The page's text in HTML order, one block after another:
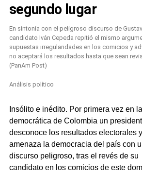
segundo lugar
En sintonía con el peligroso discurso de
candidato Iván Cepeda repitió el mismo
supuestas irregularidades en los comicios y
no aceptará los resultados hasta que sean
(PanAm Post)
Análisis político
Insólito e inédito. Por primera vez en
democrática de Colombia un
desconoce los resultados electorales y
amenaza la democracia del país con
discurso peligroso, tras el revés de su
candidato en los comicios de este